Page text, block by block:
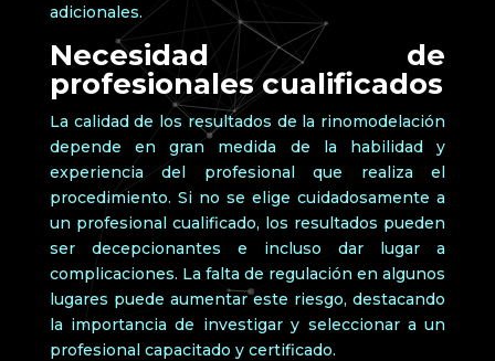
adicionales.
Necesidad de
profesionales cualificados
La calidad de los resultados de la rinomodelación
depende en gran medida de la habilidad y
experiencia del profesional que realiza el
procedimiento. Si no se elige cuidadosamente a
un profesional cualificado, los resultados pueden
ser decepcionantes e incluso dar lugar a
complicaciones. La falta de regulación en algunos
lugares puede aumentar este riesgo, destacando
la importancia de investigar y seleccionar a un
profesional capacitado y certificado.